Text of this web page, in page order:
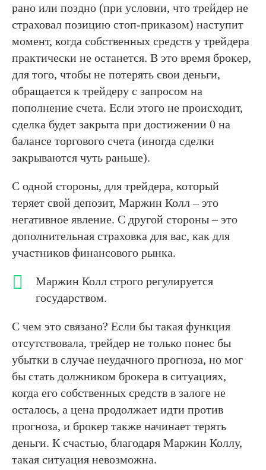
рано или поздно (при условии, что трейдер не
страховал позицию стоп-приказом) наступит
момент, когда собственных средств у трейдера
практически не останется. В это время брокер,
для того, чтобы не потерять свои деньги,
обращается к трейдеру с запросом на
пополнение счета. Если этого не происходит,
сделка будет закрыта при достижении 0 на
балансе торгового счета (иногда сделки
закрываются чуть раньше).
С одной стороны, для трейдера, который
теряет свой депозит, Маржин Колл – это
негативное явление. С другой стороны – это
дополнительная страховка для вас, как для
участников финансового рынка.
Маржин Колл строго регулируется
государством.
С чем это связано? Если бы такая функция
отсутствовала, трейдер не только понес бы
убытки в случае неудачного прогноза, но мог
бы стать должником брокера в ситуациях,
когда его собственных средств в залоге не
осталось, а цена продолжает идти против
прогноза, и брокер также начинает терять
деньги. К счастью, благодаря Маржин Коллу,
такая ситуация невозможна.